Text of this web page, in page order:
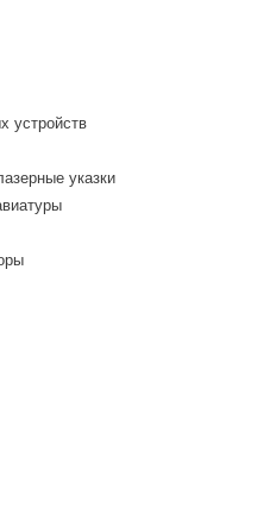
устройств
указки